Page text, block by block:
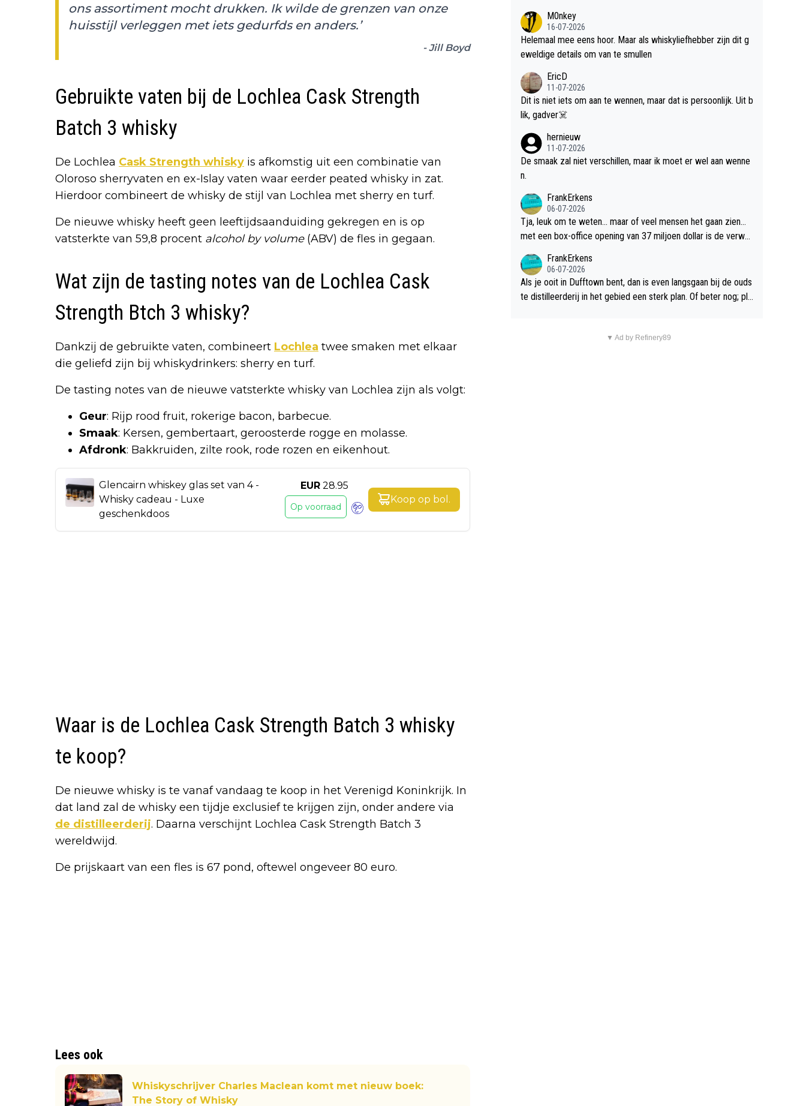
ons assortiment mocht drukken. Ik wilde de grenzen van onze
huisstijl verleggen met iets gedurfds en anders.’
- Jill Boyd
Gebruikte vaten bij de Lochlea Cask Strength
Batch 3 whisky
De Lochlea Cask Strength whisky is afkomstig uit een combinatie van
Oloroso sherryvaten en ex-Islay vaten waar eerder peated whisky in zat.
Hierdoor combineert de whisky de stijl van Lochlea met sherry en turf.
De nieuwe whisky heeft geen leeftijdsaanduiding gekregen en is op
vatsterkte van 59,8 procent alcohol by volume (ABV) de fles in gegaan.
Wat zijn de tasting notes van de Lochlea Cask
Strength Btch 3 whisky?
Dankzij de gebruikte vaten, combineert Lochlea twee smaken met elkaar
die geliefd zijn bij whiskydrinkers: sherry en turf.
De tasting notes van de nieuwe vatsterkte whisky van Lochlea zijn als volgt:
Geur: Rijp rood fruit, rokerige bacon, barbecue.
Smaak: Kersen, gembertaart, geroosterde rogge en molasse.
Afdronk: Bakkruiden, zilte rook, rode rozen en eikenhout.
Glencairn whiskey glas set van 4 -
Whisky cadeau - Luxe
geschenkdoos
EUR 28.95
Op voorraad
Koop op bol .
Waar is de Lochlea Cask Strength Batch 3 whisky
te koop?
De nieuwe whisky is te vanaf vandaag te koop in het Verenigd Koninkrijk. In
dat land zal de whisky een tijdje exclusief te krijgen zijn, onder andere via
de distilleerderij. Daarna verschijnt Lochlea Cask Strength Batch 3
wereldwijd.
De prijskaart van een fles is 67 pond, oftewel ongeveer 80 euro.
Lees ook
Whiskyschrijver Charles Maclean komt met nieuw boek:
The Story of Whisky
M0nkey
16-07-2026
Helemaal mee eens hoor. Maar als whiskyliefhebber zijn dit g
eweldige details om van te smullen
EricD
11-07-2026
Dit is niet iets om aan te wennen, maar dat is persoonlijk. Uit b
lik, gadver☠️
hernieuw
11-07-2026
De smaak zal niet verschillen, maar ik moet er wel aan wenne
n.
FrankErkens
06-07-2026
Tja, leuk om te weten... maar of veel mensen het gaan zien...
met een box-office opening van 37 miljoen dollar is de verwa
FrankErkens
06-07-2026
Als je ooit in Dufftown bent, dan is even langsgaan bij de ouds
te distilleerderij in het gebied een sterk plan. Of beter nog; pla
▼ Ad by Refinery89